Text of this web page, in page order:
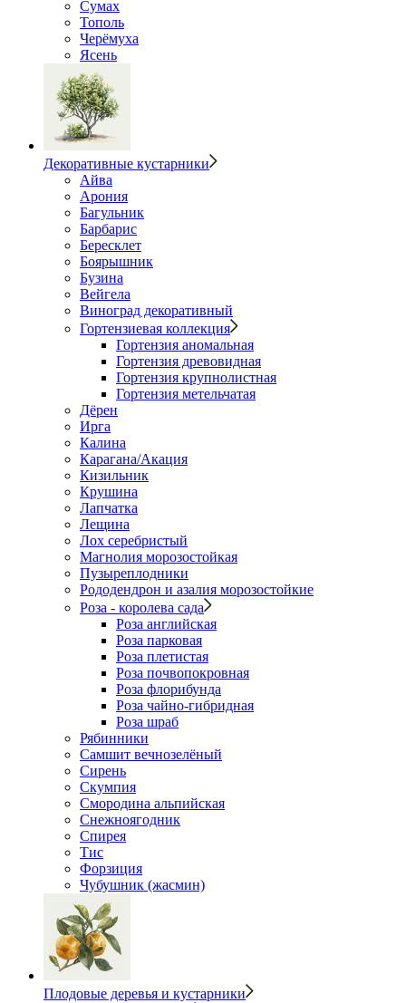
Сумах
Тополь
Черёмуха
Ясень
Декоративные кустарники
Айва
Арония
Багульник
Барбарис
Бересклет
Боярышник
Бузина
Вейгела
Виноград декоративный
Гортензиевая коллекция
Гортензия аномальная
Гортензия древовидная
Гортензия крупнолистная
Гортензия метельчатая
Дёрен
Ирга
Калина
Карагана/Акация
Кизильник
Крушина
Лапчатка
Лещина
Лох серебристый
Магнолия морозостойкая
Пузыреплодники
Рододендрон и азалия морозостойкие
Роза - королева сада
Роза английская
Роза парковая
Роза плетистая
Роза почвопокровная
Роза флорибунда
Роза чайно-гибридная
Роза шраб
Рябинники
Самшит вечнозелёный
Сирень
Скумпия
Смородина альпийская
Снежноягодник
Спирея
Тис
Форзиция
Чубушник (жасмин)
Плодовые деревья и кустарники